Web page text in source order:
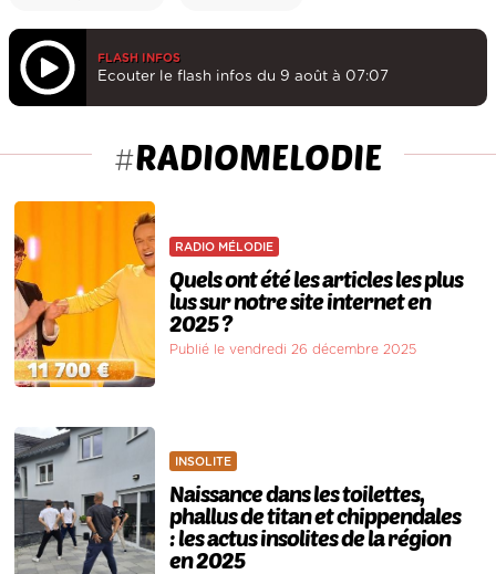
FLASH INFOS
Ecouter le flash infos du 9 août à 07:07
#RADIOMELODIE
RADIO MÉLODIE
Quels ont été les articles les plus
lus sur notre site internet en
2025 ?
Publié le vendredi 26 décembre 2025
INSOLITE
Naissance dans les toilettes,
phallus de titan et chippendales
: les actus insolites de la région
en 2025